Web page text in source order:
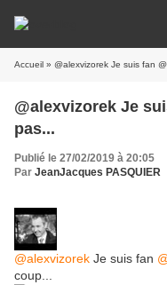
Accueil » @alexvizorek Je suis fan
@alexvizorek Je
pas...
Publié le 27/02/2019 à 20:05
Par JeanJacques PASQUIER
@alexvizorek Je suis fan
coup...